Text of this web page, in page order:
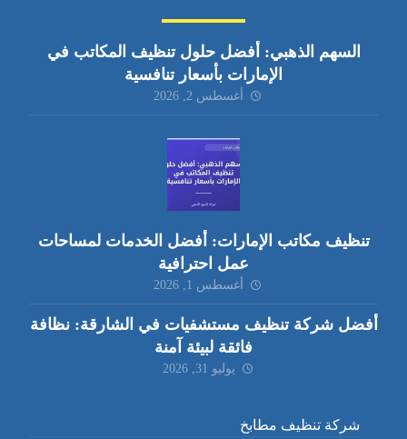
السهم الذهبي: أفضل حلول تنظيف المكاتب في
الإمارات بأسعار تنافسية
أغسطس 2, 2026
تنظيف مكاتب الإمارات: أفضل الخدمات لمساحات
عمل احترافية
أغسطس 1, 2026
أفضل شركة تنظيف مستشفيات في الشارقة: نظافة
فائقة لبيئة آمنة
يوليو 31, 2026
شركة تنظيف مطابخ